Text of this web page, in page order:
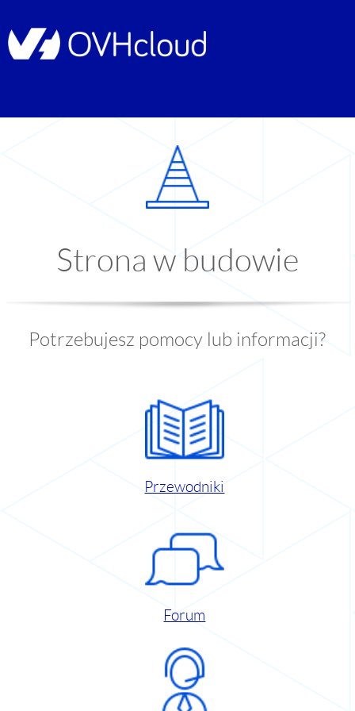
Strona w budowie
Potrzebujesz pomocy lub informacji?
Przewodniki
Forum